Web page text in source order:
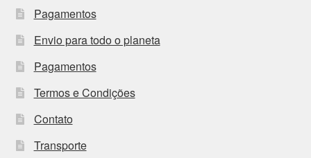
Pagamentos
Envio para todo o planeta
Pagamentos
Termos e Condições
Contato
Transporte